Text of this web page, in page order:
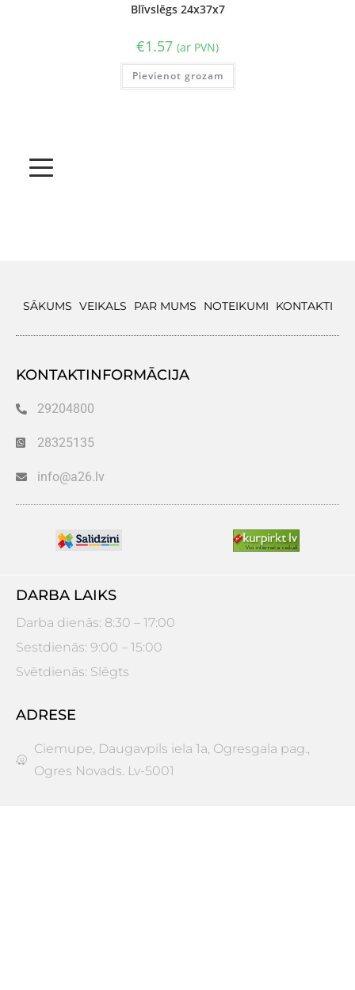
Blīvslēgs 24x37x7
€1.57 (ar PVN)
Pievienot grozam
SĀKUMS VEIKALS PAR MUMS NOTEIKUMI KONTAKTI
KONTAKTINFORMĀCIJA
29204800
28325135
info@a26.lv
DARBA LAIKS
Darba dienās: 8:30 – 17:00
Sestdienās: 9:00 – 15:00
Svētdienās: Slēgts
ADRESE
Ciemupe, Daugavpils iela 1a, Ogresgala pag.,
Ogres Novads. Lv-5001